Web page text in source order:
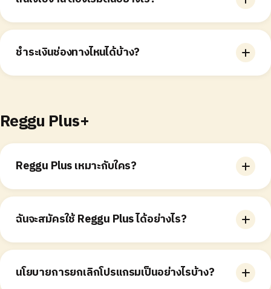
งการไฮไลท์ในแต่ละช่วง หากร้านของคุณเหมาะกับคอนเทนต์
ในช่วงนั้น เรายินดีนำไปโปรโมตให้เลย
สามารถแอด LINE (@joinreggu) เพื่อพูดคุยรายละเอียด
เรื่องการชำระเงิน และส่งข้อมูลร้านของคุณให้เราได้เลย
ชำระเงินช่องทางไหนได้บ้าง?
ละเอียดเพิ่มเติมได้ค่ะ
Reggu Plus+
Reggu Plus เหมาะกับใคร?
เหมาะสำหรับแบรนด์ quick service F&B และร้านคาเฟ่ที่
กำลังเติบโตที่ต้องการความยืดหยุ่นในแคมเปญการตลาด ใช้
LINE OA เพื่อดึงดูดลูกค้า และต้องการข้อมูลเชิงลึกเพิ่มเติม
เพื่อกระตุ้นการใช้บริการซ้ำ
ฉันจะสมัครใช้ Reggu Plus ได้อย่างไร?
Message us on LINE OA @joinreggu or email
info@joinreggu.comand our team will guide you
through setup.
นโยบายการยกเลิกโปรแกรมเป็นอย่างไรบ้าง?